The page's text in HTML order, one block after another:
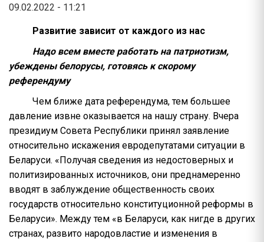
09.02.2022 - 11:21
Развитие зависит от каждого из нас
Надо всем вместе работать на патриотизм,
убеждены белорусы, готовясь к скорому
референдуму
Чем ближе дата референдума, тем большее
давление извне оказывается на нашу страну. Вчера
президиум Совета Республики принял заявление
относительно искажения евродепутатами ситуации в
Беларуси. «Получая сведения из недостоверных и
политизированных источников, они преднамеренно
вводят в заблуждение общественность своих
государств относительно конституционной реформы в
Беларуси». Между тем «в Беларуси, как нигде в других
странах, развито народовластие и изменения в